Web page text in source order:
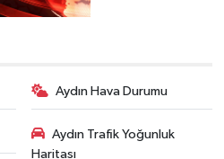
Aydın Hava Durumu
Aydın Trafik Yoğunluk
Haritası